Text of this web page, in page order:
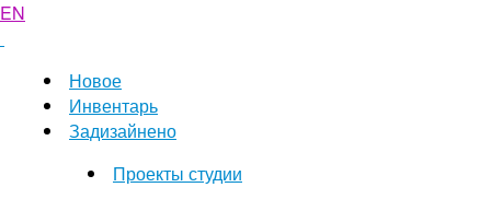
EN
Новое
Инвентарь
Задизайнено
Проекты студии